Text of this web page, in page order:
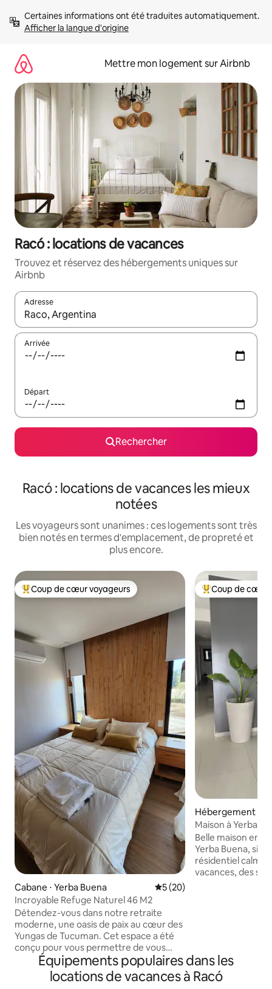
directement
Afficher la langue d'origine
Mettre mon logement sur Airbnb
Racó : locations de vacances
Trouvez et réservez des hébergements uniques sur
Airbnb
Adresse
Lorsque les résultats s'affichent, utilisez les flèches vers le
Arrivée
Départ
Rechercher
Racó : locations de vacances les mieux
notées
Les voyageurs sont unanimes : ces logements sont très
bien notés en termes d'emplacement, de propreté et
plus encore.
Coups de cœur voyageurs les plus appréciés
Coup de cœur voyageurs
Cabane ⋅ Yerba Buena Évaluation moyenne sur la
5 (20)
Incroyable Refuge Naturel 46 M2
Détendez-vous dans notre retraite
moderne, une oasis de paix au cœur des
Yungas de Tucuman. Cet espace a été
conçu pour vous permettre de vous
déconnecter complètement, en vous
offrant tout le confort nécessaire pour
un repos parfait. Si vous êtes à la
Coups de cœur
Coup de cœur
Hébergement ⋅
Maison à Yerba
repos et le
Belle maison
Yerba Buena,
résidentiel calme,
vacances, des
salon-salle à
barbecue Jardin
(5,05 m) Excellent emplacement, à
Équipements populaires dans les
locations de vacances à Racó